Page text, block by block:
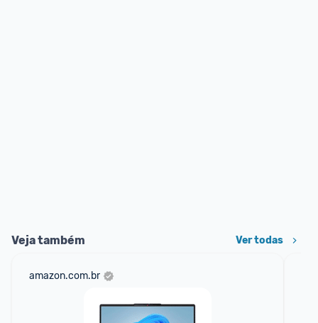
Veja também Ver todas
amazon.com.br